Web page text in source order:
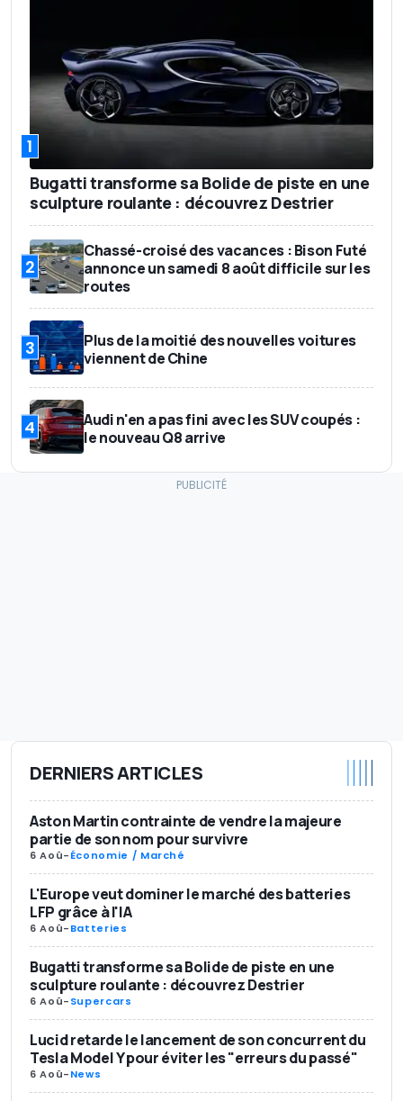
1
Bugatti transforme sa Bolide de piste en une
sculpture roulante : découvrez Destrier
2
Chassé-croisé des vacances : Bison Futé
annonce un samedi 8 août difficile sur les
routes
3
Plus de la moitié des nouvelles voitures
viennent de Chine
4
Audi n'en a pas fini avec les SUV coupés :
le nouveau Q8 arrive
DERNIERS ARTICLES
Aston Martin contrainte de vendre la majeure
partie de son nom pour survivre
6 Aoû-Économie / Marché
L'Europe veut dominer le marché des batteries
LFP grâce à l'IA
6 Aoû-Batteries
Bugatti transforme sa Bolide de piste en une
sculpture roulante : découvrez Destrier
6 Aoû-Supercars
Lucid retarde le lancement de son concurrent du
Tesla Model Y pour éviter les "erreurs du passé"
6 Aoû-News